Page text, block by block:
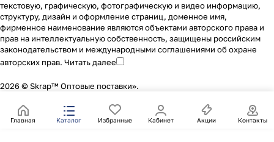
текстовую, графическую, фотографическую и видео информацию,
структуру, дизайн и оформление страниц, доменное имя,
фирменное наименование являются объектами авторского права и
прав на интеллектуальную собственность, защищены российским
законодательством и международными соглашениями об охране
авторских прав. Читать далее
2026 © Skrap™ Оптовые поставки».
Главная Каталог Избранные Кабинет Акции Контакты